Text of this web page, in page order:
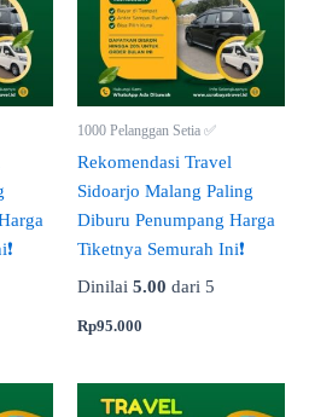
1000 Pelanggan Setia ✅
Rekomendasi Travel
Sidoarjo Malang Paling
Diburu Penumpang Harga
Tiketnya Semurah Ini❗
Dinilai 5.00 dari 5
Rp95.000